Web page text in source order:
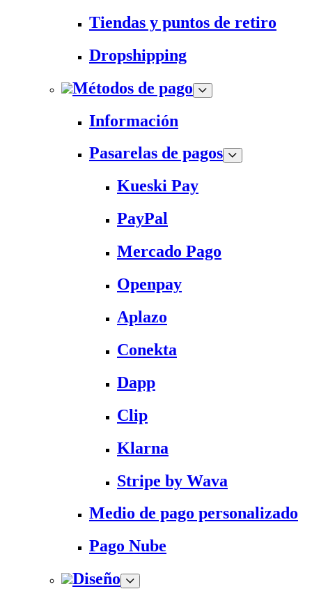
Tiendas y puntos de retiro
Dropshipping
Métodos de pago
Información
Pasarelas de pagos
Kueski Pay
PayPal
Mercado Pago
Openpay
Aplazo
Conekta
Dapp
Clip
Klarna
Stripe by Wava
Medio de pago personalizado
Pago Nube
Diseño